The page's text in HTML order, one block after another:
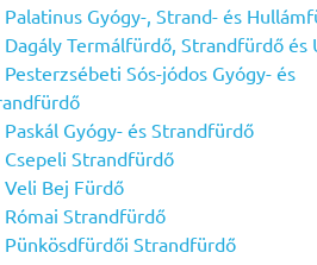
Palatinus Gyógy-, Strand- és
Dagály Termálfürdő, Strandfürdő és
Pesterzsébeti Sós-jódos Gyógy- és
Paskál Gyógy- és Strandfürdő
Csepeli Strandfürdő
Veli Bej Fürdő
Római Strandfürdő
Pünkösdfürdői Strandfürdő